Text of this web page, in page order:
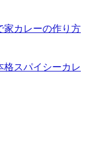
家カレーの作り方
格スパイシーカレ